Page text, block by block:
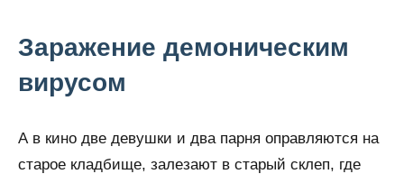
Заражение демоническим
вирусом
А в кино две девушки и два парня оправляются на
старое кладбище, залезают в старый склеп, где